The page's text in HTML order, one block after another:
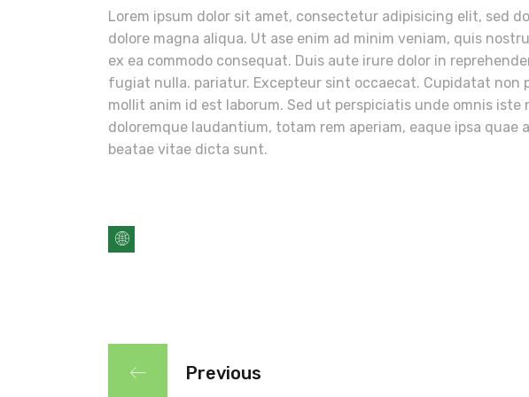
Lorem ipsum dolor sit amet, consectetur adipisicing elit, sed
dolore magna aliqua. Ut ase enim ad minim veniam, quis
ex ea commodo consequat. Duis aute irure dolor in
fugiat nulla. pariatur. Excepteur sint occaecat. Cupidatat non
mollit anim id est laborum. Sed ut perspiciatis unde omnis
doloremque laudantium, totam rem aperiam, eaque ipsa
beatae vitae dicta sunt.
Previous